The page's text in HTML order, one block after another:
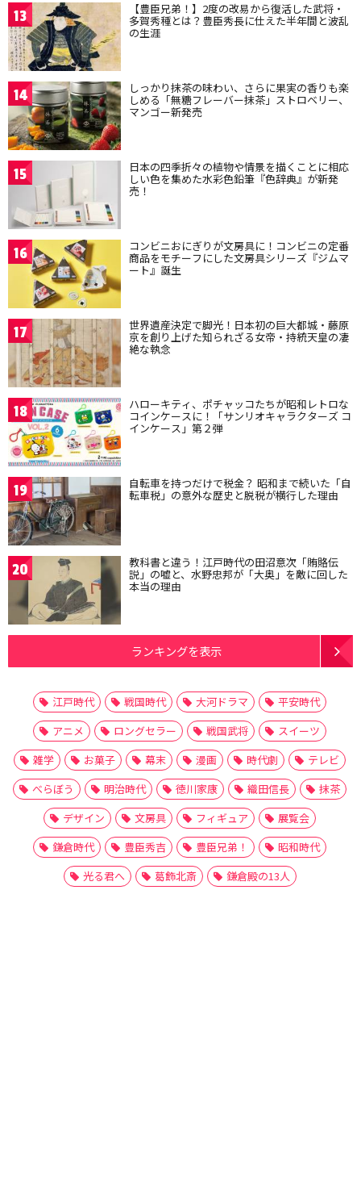
13 【豊臣兄弟！】2度の改易から復活した武将・
多賀秀種とは？豊臣秀長に仕えた半年間と波乱
の生涯
14 しっかり抹茶の味わい、さらに果実の香りも楽
しめる「無糖フレーバー抹茶」ストロベリー、
マンゴー新発売
15 日本の四季折々の植物や情景を描くことに相応
しい色を集めた水彩色鉛筆『色辞典』が新発
売！
16 コンビニおにぎりが文房具に！コンビニの定番
商品をモチーフにした文房具シリーズ『ジムマ
ート』誕生
17 世界遺産決定で脚光！日本初の巨大都城・藤原
京を創り上げた知られざる女帝・持統天皇の凄
絶な執念
18 ハローキティ、ポチャッコたちが昭和レトロな
コインケースに！「サンリオキャラクターズ コ
インケース」第２弾
19 自転車を持つだけで税金？ 昭和まで続いた「自
転車税」の意外な歴史と脱税が横行した理由
20 教科書と違う！江戸時代の田沼意次「賄賂伝
説」の嘘と、水野忠邦が「大奥」を敵に回した
本当の理由
ランキングを表示
江戸時代 戦国時代 大河ドラマ
平安時代
アニメ
ロングセラー 戦国武将
スイーツ
雑学
お菓子 幕末 漫画 時代劇
テレビ
べらぼう
明治時代 徳川家康 織田信長
抹茶
デザイン
文房具 フィギュア
展覧会
鎌倉時代
豊臣秀吉 豊臣兄弟！
昭和時代
光る君へ
葛飾北斎 鎌倉殿の13人